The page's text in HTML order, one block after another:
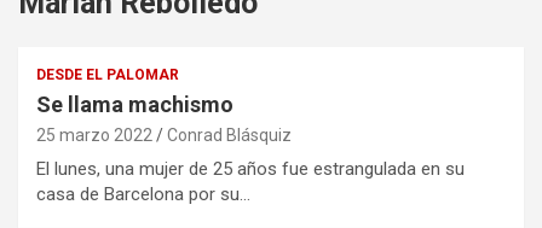
DESDE EL PALOMAR
Se llama machismo
25 marzo 2022 Conrad Blásquiz
El lunes, una mujer de 25 años fue estrangulada en su
casa de Barcelona por su…